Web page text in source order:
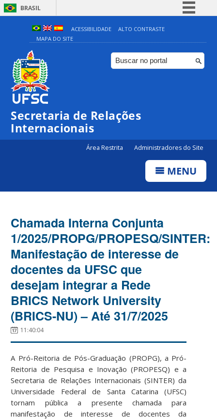
BRASIL
Simplifique!
Comunica BR
Participe
ACESSIBILIDADE
ALTO CONTRASTE
MAPA DO SITE
Secretaria de Relações
Internacionais
Área Restrita Administradores do Site
MENU
Chamada Interna Conjunta
1/2025/PROPG/PROPESQ/SINTER:
Manifestação de interesse de
docentes da UFSC que
desejam integrar a Rede
BRICS Network University
(BRICS-NU) – Até 31/7/2025
11:40:04
A Pró-Reitoria de Pós-Graduação (PROPG), a Pró-
Reitoria de Pesquisa e Inovação (PROPESQ) e a
Secretaria de Relações Internacionais (SINTER) da
Universidade Federal de Santa Catarina (UFSC)
tornam pública a presente chamada para
manifestação de interesse de docentes da